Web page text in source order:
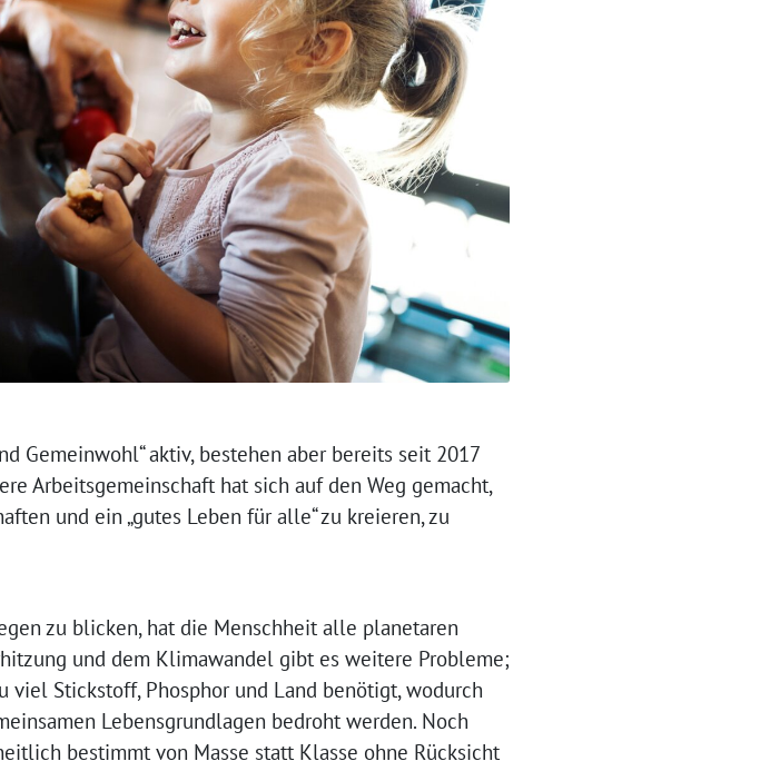
Gemeinwohl“ aktiv, bestehen aber bereits seit 2017
Arbeitsgemeinschaft hat sich auf den Weg gemacht,
und ein „gutes Leben für alle“ zu kreieren, zu
zu blicken, hat die Menschheit alle planetaren
und dem Klimawandel gibt es weitere Probleme;
Stickstoff, Phosphor und Land benötigt, wodurch
Lebensgrundlagen bedroht werden. Noch
bestimmt von Masse statt Klasse ohne Rücksicht